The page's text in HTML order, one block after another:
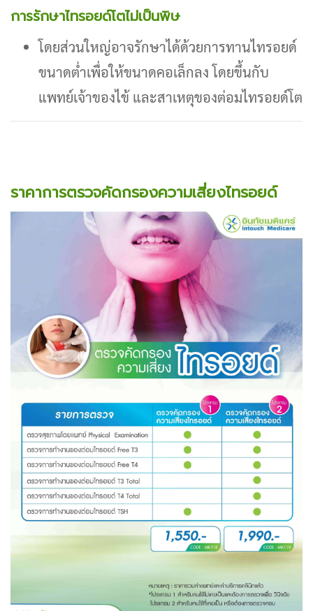
การรักษาไทรอยด์โตไม่เป็นพิษ
โดยส่วนใหญ่อาจรักษาได้ด้วยการทานไทรอยด์
ขนาดต่ำเพื่อให้ขนาดคอเล็กลง โดยขึ้นกับ
แพทย์เจ้าของไข้ และสาเหตุของต่อมไทรอยด์โต
ราคาการตรวจคัดกรองความเสี่ยงไทรอยด์